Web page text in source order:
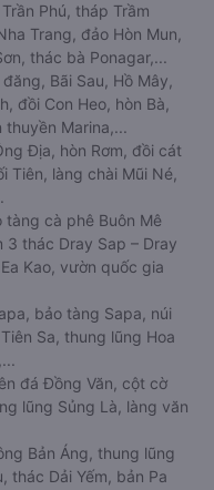
Phú, tháp Trầm
Trang, đảo Hòn Mun,
thác bà Ponagar,...
Bãi Sau, Hồ Mây,
đồi Con Heo, hòn Bà,
Marina,...
Địa, hòn Rơm, đồi cát
Tiên, làng chài Mũi Né,
tàng cà phê Buôn Mê
3 thác Dray Sap – Dray
Kao, vườn quốc gia
bảo tàng Sapa, núi
Sa, thung lũng Hoa
đá Đồng Văn, cột cờ
lũng Sủng Là, làng văn
Bản Áng, thung lũng
thác Dải Yếm, bản Pa